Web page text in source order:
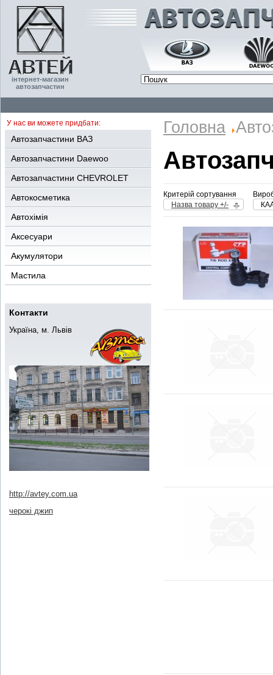
інтернет-магазин
автозапчастин
У нас ви можете придбати:
Автозапчастини ВАЗ
Автозапчастини Daewoo
Автозапчастини CHEVROLET
Автокосметика
Автохімія
Аксесуари
Акумулятори
Мастила
Контакти
Україна, м. Львів
http://avtey.com.ua
черокі джип
Головна
Критерій сортування
Назва товару +/-